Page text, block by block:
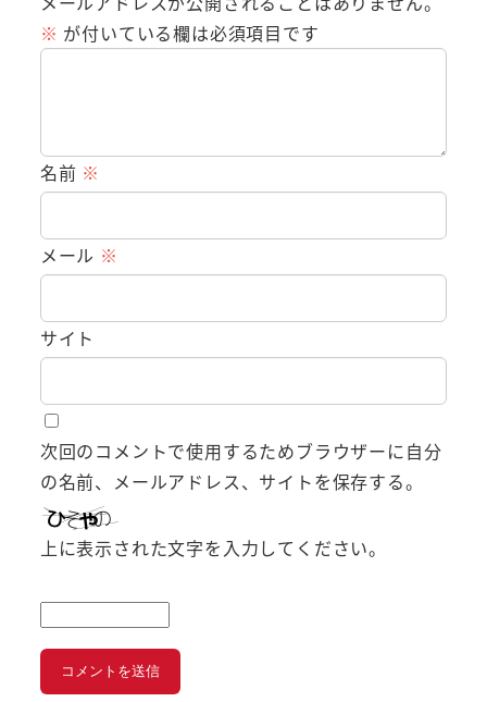
※ が付いている欄は必須項目です
名前 ※
メール ※
サイト
次回のコメントで使用するためブラウザーに自分
の名前、メールアドレス、サイトを保存する。
上に表示された文字を入力してください。